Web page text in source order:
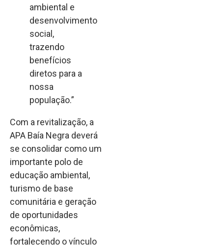
ambiental e
desenvolvimento
social,
trazendo
benefícios
diretos para a
nossa
população.”
Com a revitalização, a
APA Baía Negra deverá
se consolidar como um
importante polo de
educação ambiental,
turismo de base
comunitária e geração
de oportunidades
econômicas,
fortalecendo o vínculo